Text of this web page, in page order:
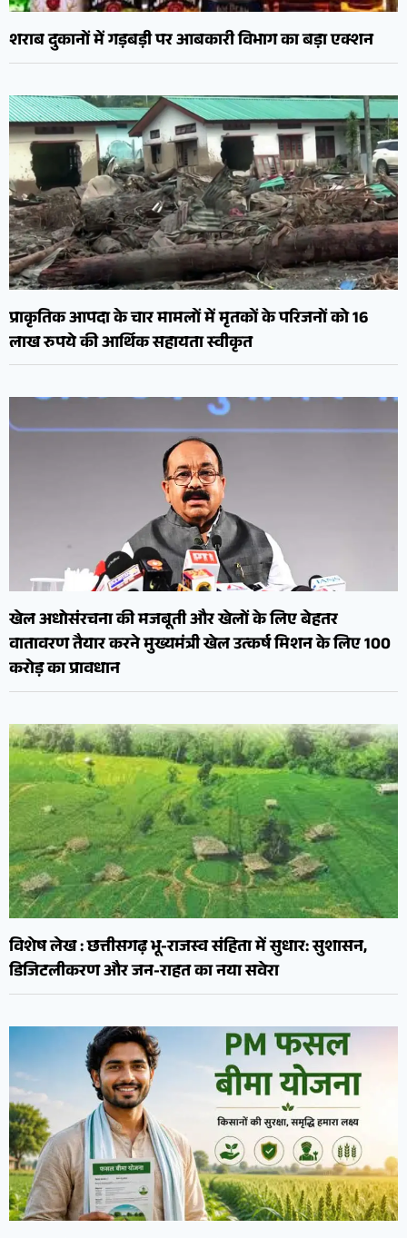
शराब दुकानों में गड़बड़ी पर आबकारी विभाग का बड़ा एक्शन
प्राकृतिक आपदा के चार मामलों में मृतकों के परिजनों को 16
लाख रुपये की आर्थिक सहायता स्वीकृत
खेल अधोसंरचना की मजबूती और खेलों के लिए बेहतर
वातावरण तैयार करने मुख्यमंत्री खेल उत्कर्ष मिशन के लिए 100
करोड़ का प्रावधान
विशेष लेख : छत्तीसगढ़ भू-राजस्व संहिता में सुधार: सुशासन,
डिजिटलीकरण और जन-राहत का नया सवेरा